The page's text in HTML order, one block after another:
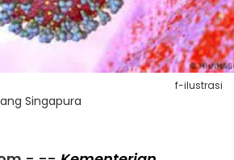
f-ilustrasi
Singapura